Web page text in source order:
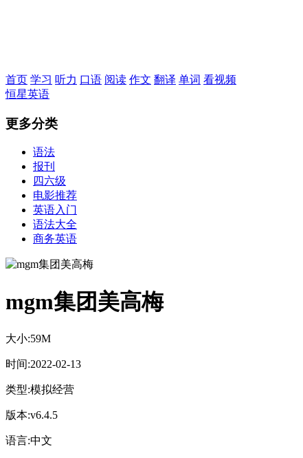
首页 学习 听力 口语 阅读 作文 翻译 单词 看视频
恒星英语
更多分类
语法
报刊
四六级
电影推荐
英语入门
语法大全
商务英语
mgm集团美高梅
大小:59M
时间:2022-02-13
类型:模拟经营
版本:v6.4.5
语言:中文